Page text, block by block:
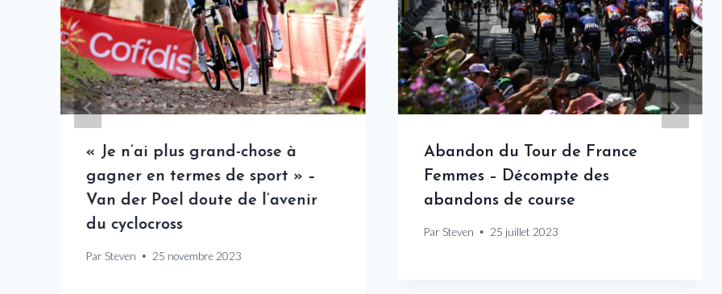
« Je n’ai plus grand-chose à
gagner en termes de sport » –
Van der Poel doute de l’avenir
du cyclocross
Par Steven 25 novembre 2023
Abandon du Tour de France
Femmes – Décompte des
abandons de course
Par Steven 25 juillet 2023